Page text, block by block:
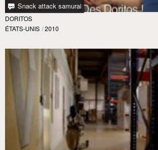
Snack attack samurai
DORITOS
ÉTATS-UNIS / 2010